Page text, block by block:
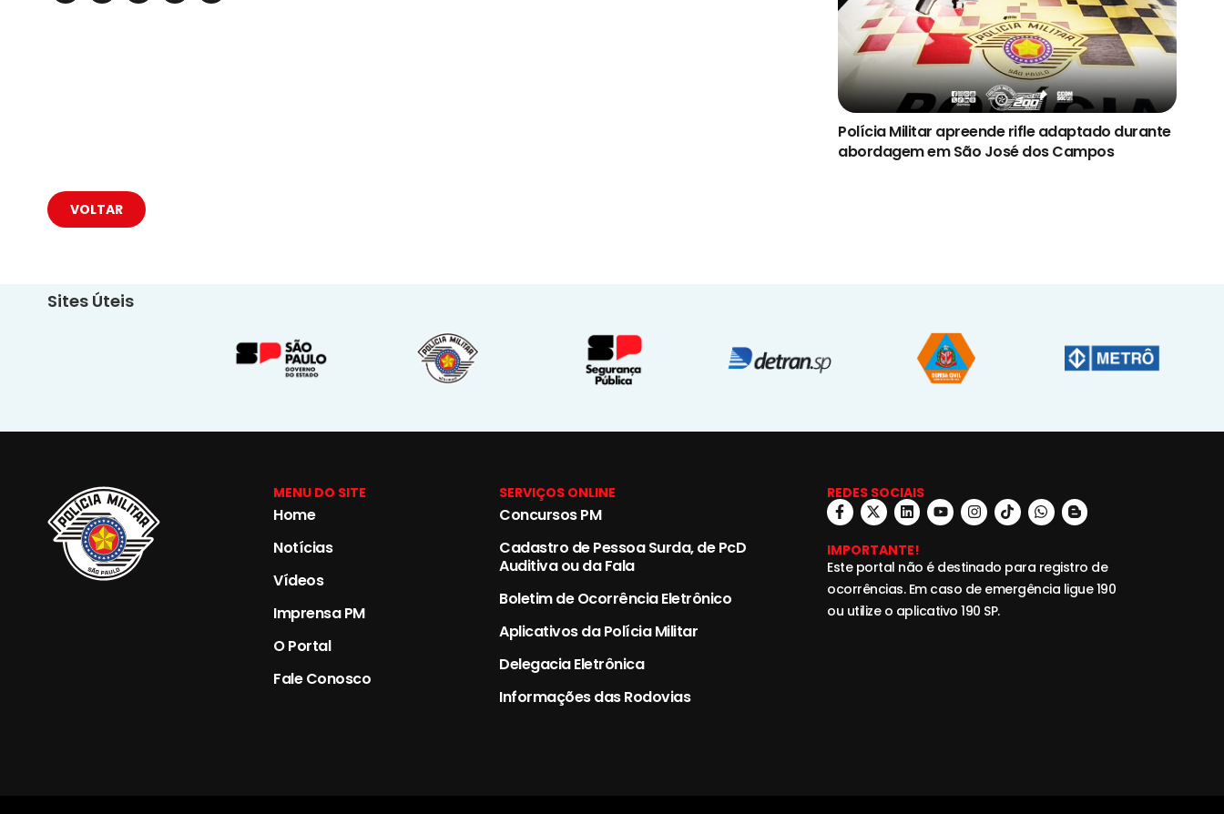
Polícia Militar apreende rifle adaptado durante
abordagem em São José dos Campos
VOLTAR
Sites Úteis
MENU DO SITE
Home
Notícias
Vídeos
Imprensa PM
O Portal
Fale Conosco
SERVIÇOS ONLINE
Concursos PM
Cadastro de Pessoa Surda, de PcD
Auditiva ou da Fala
Boletim de Ocorrência Eletrônico
Aplicativos da Polícia Militar
Delegacia Eletrônica
Informações das Rodovias
REDES SOCIAIS
IMPORTANTE!
Este portal não é destinado para registro de
ocorrências. Em caso de emergência ligue 190
ou utilize o aplicativo 190 SP.